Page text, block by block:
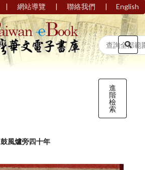
| 網站導覽 | 聯絡我們 | English
進
階
檢
索
鼓風爐旁四十年